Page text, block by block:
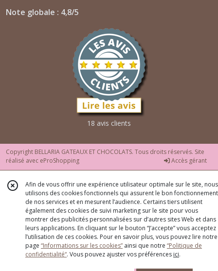
Note globale : 4,8/5
18 avis clients
Copyright BELLARIA GATEAUX ET CHOCOLATS. Tous droits réservés. Site
réalisé avec eProShopping Accès gérant
Afin de vous offrir une expérience utilisateur optimale sur le site, nous
utilisons des cookies fonctionnels qui assurent le bon fonctionnement
de nos services et en mesurent l’audience. Certains tiers utilisent
également des cookies de suivi marketing sur le site pour vous
montrer des publicités personnalisées sur d’autres sites Web et dans
leurs applications. En cliquant sur le bouton “J’accepte” vous acceptez
l’utilisation de ces cookies. Pour en savoir plus, vous pouvez lire notre
page “Informations sur les cookies” ainsi que notre “Politique de
confidentialité“. Vous pouvez ajuster vos préférences ici.